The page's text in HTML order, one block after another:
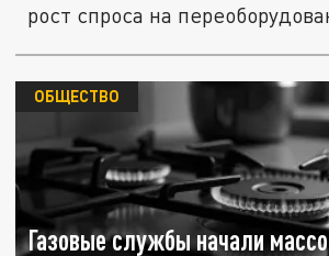
рост спроса на
Газовые службы начали
ОБЩЕСТВО